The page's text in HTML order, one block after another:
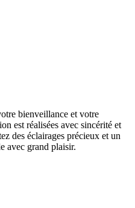
bienveillance et votre
est réalisées avec sincérité et
des éclairages précieux et un
avec grand plaisir.